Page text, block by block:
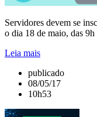
Servidores devem se
o dia 18 de maio, das 9h
Leia mais
publicado
08/05/17
10h53